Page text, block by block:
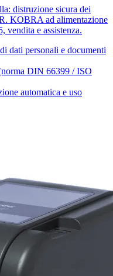
distruzione sicura dei
KOBRA ad alimentazione
vendita e assistenza.
dati personali e documenti
DIN 66399 / ISO
automatica e uso